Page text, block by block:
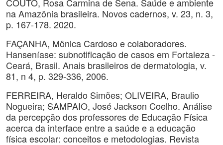
na Amazônia brasileira. Novos cadernos, v. 23, n. 3,
p. 167-178. 2020.
FAÇANHA, Mônica Cardoso e colaboradores.
Hanseníase: subnotificação de casos em Fortaleza -
Ceará, Brasil. Anais brasileiros de dermatologia, v.
81, n 4, p. 329-336, 2006.
FERREIRA, Heraldo Simões; OLIVEIRA, Braulio
Nogueira; SAMPAIO, José Jackson Coelho. Análise
da percepção dos professores de Educação Física
acerca da interface entre a saúde e a educação
física escolar: conceitos e metodologias. Revista